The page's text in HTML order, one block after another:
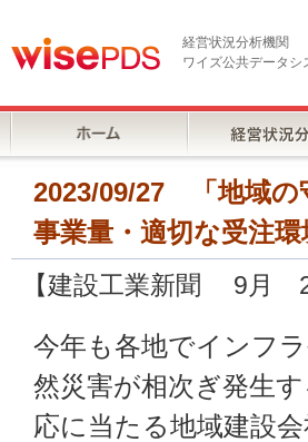
経営状況分析機関
ワイズ公共データシ
2023/09/27 「地域の
事業量・適切な受注
【建設工業新聞 9月
今年も各地でインフ
然災害が相次ぎ発生
応に当たる地域建設